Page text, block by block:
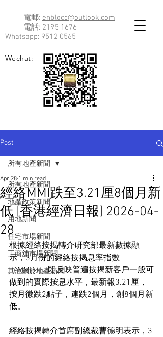
電郵: enblocc@outlook.com
電話: 2195 1676
Whatsapp: 9512 0565
Wechat:
Post
所有地產新聞
地產政策新聞
用地新聞
住宅市場新聞
工商舖市場新聞
其他關於地產新聞
所有地產新聞
經絡MMI跌至3.21厘8個月新
低 [香港經濟日報] 2026-04-
28
Apr 28 1 min read
根據經絡按揭轉介研究部最新數據顯
示，3月份的經絡按揭息率指數
（MMI），即反映普遍按揭新客戶一般可
做到的實際按息水平，最新報3.21厘，
按月微跌2點子，連跌2個月，創8個月新
低。
經絡按揭轉介首席副總裁曹德明表示，3